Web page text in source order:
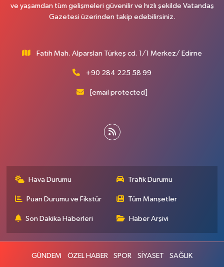
ve yaşamdan tüm gelişmeleri güvenilir ve hızlı şekilde Vatandaş
Gazetesi üzerinden takip edebilirsiniz.
Fatih Mah. Alparslan Türkeş cd. 1/1 Merkez/ Edirne
+90 284 225 58 99
[email protected]
Hava Durumu Trafik Durumu
Puan Durumu ve Fikstür Tüm Manşetler
Son Dakika Haberleri Haber Arşivi
GÜNDEM ÖZEL HABER SPOR SİYASET SAĞLIK